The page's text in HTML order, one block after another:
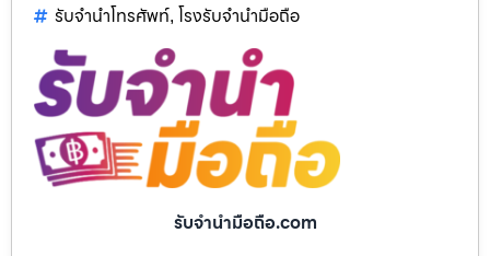
รับจำนำโทรศัพท์, โรงรับจำนำมือถือ
รับจํานํามือถือ.com